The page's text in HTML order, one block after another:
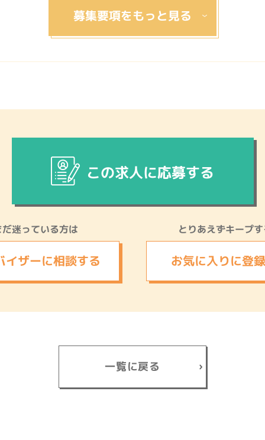
この求人に応募する
迷っている方は
イザーに相談する
とりあえずキープす
お気に入りに登
一覧に戻る